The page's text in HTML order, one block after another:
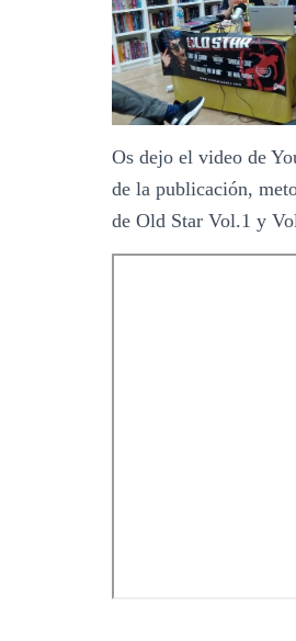
Os dejo el video de
de la publicación,
de Old Star Vol.1 y